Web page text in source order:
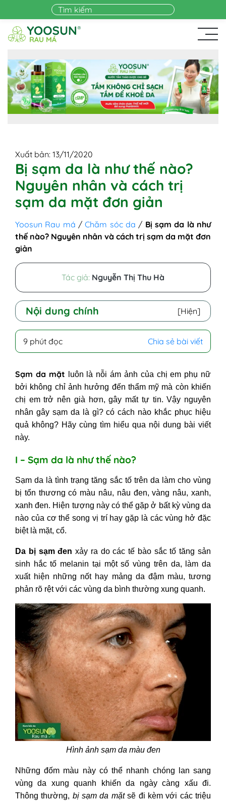
Skip to main content
Xuất bản: 13/11/2020
Bị sạm da là như thế nào?
Nguyên nhân và cách trị
sạm da mặt đơn giản
Yoosun Rau má /Chăm sóc da / Bị sạm da là như
thế nào? Nguyên nhân và cách trị sạm da mặt đơn
giản
Tác giả: Nguyễn Thị Thu Hà
Nội dung chính [Hiện]
I - Sạm da là như thế nào?
II - Tại sao da mặt bị sạm đen?
III - Triệu chứng nhận biết sạm da
IV - Các vùng da dễ bị sạm
1. Sạm da mặt
2. Sạm da tay
V - Da bị sạm nám phải làm sao?
Cách trị sạm da mặt đơn giản
1. Sạm da nên uống thuốc gì?
2. Chữa sạm da bằng hoa quả
3. Trị sạm da bằng dầu dừa
4. Dùng kem dưỡng ẩm cho da bị sạm
9 phút đọc Chia sẻ bài viết
Sạm da mặt luôn là nỗi ám ảnh của chị em phụ nữ
bởi không chỉ ảnh hưởng đến thẩm mỹ mà còn khiến
chị em trở nên già hơn, gây mất tự tin. Vậy nguyên
nhân gây sạm da là gì? có cách nào khắc phục hiệu
quả không? Hãy cùng tìm hiểu qua nội dung bài viết
này.
I – Sạm da là như thế nào?
Sạm da là tình trạng tăng sắc tố trên da làm cho vùng
bị tổn thương có màu nâu, nâu đen, vàng nâu, xanh,
xanh đen. Hiện tượng này có thể gặp ở bất kỳ vùng da
nào của cơ thể song vị trí hay gặp là các vùng hở đặc
biệt là mặt, cổ.
Da bị sạm đenxảy ra do các tế bào sắc tố tăng sản
sinh hắc tố melanin tại một số vùng trên da, làm da
xuất hiện những nốt hay mảng da đậm màu, tương
phản rõ rệt với các vùng da bình thường xung quanh.
Hình ảnh sạm da màu đen
Những đốm màu này có thể nhanh chóng lan sang
vùng da xung quanh khiến da ngày càng xấu đi.
Thông thường, bị sạm da mặt sẽ đi kèm với các triệu